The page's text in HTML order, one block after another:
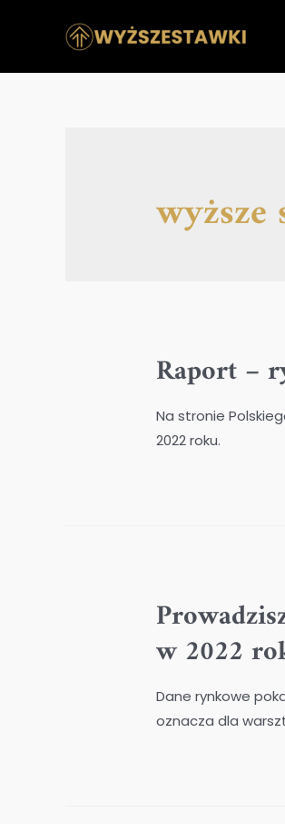
Raport –
Na stronie
2022 roku.
w 2022
Dane rynkowe
oznacza dla